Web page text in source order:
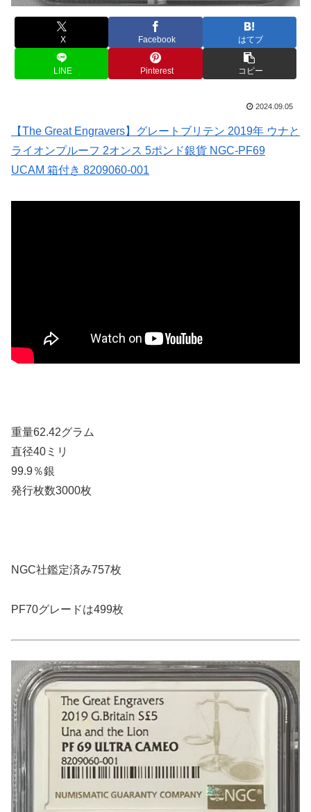
X Facebook はてブ
LINE Pinterest コピー
2024.09.05
【The Great Engravers】グレートブリテン 2019年 ウナと
ライオンプルーフ 2オンス 5ポンド銀貨 NGC-PF69
UCAM 箱付き 8209060-001
重量62.42グラム
直径40ミリ
99.9％銀
発行枚数3000枚
NGC社鑑定済み757枚
PF70グレードは499枚